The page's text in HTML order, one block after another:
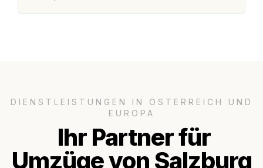
DIENSTLEISTUNGEN IN ÖSTERREICH UND
EUROPA
Ihr Partner für
Umzüge von Salzburg